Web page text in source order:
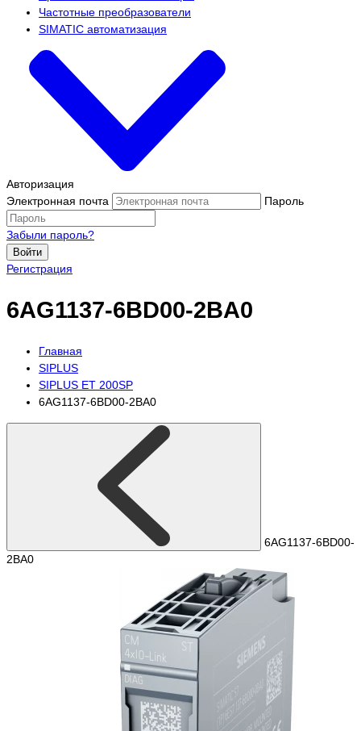
Частотные преобразователи
SIMATIC автоматизация
Авторизация
Электронная почта
Пароль
Забыли пароль?
Войти
Регистрация
6AG1137-6BD00-2BA0
Главная
SIPLUS
SIPLUS ET 200SP
6AG1137-6BD00-2BA0
6AG1137-6BD00-
2BA0